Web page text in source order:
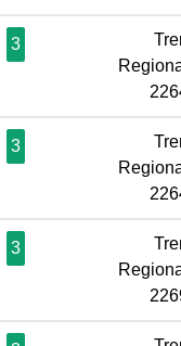
3
3
3